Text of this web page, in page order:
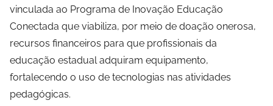
vinculada ao Programa de Inovação Educação
Conectada que viabiliza, por meio de doação onerosa,
recursos financeiros para que profissionais da
educação estadual adquiram equipamento,
fortalecendo o uso de tecnologias nas atividades
pedagógicas.